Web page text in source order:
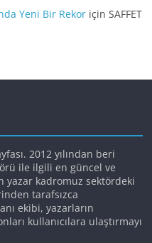
Yeni Bir Rekor içinSAFFET
2012 yılından beri
ile ilgili en güncel ve
kadromuz sektördeki
tarafsızca
ekibi, yazarların
kullanıcılara ulaştırmayı